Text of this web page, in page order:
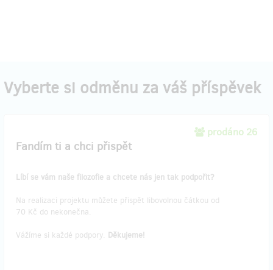
Vyberte si odměnu za váš příspěvek
prodáno 26
Fandím ti a chci přispět
Líbí se vám naše filozofie a chcete nás jen tak podpořit?
Na realizaci projektu můžete přispět libovolnou čátkou od
70 Kč do nekonečna.
Vážíme si každé podpory. Děkujeme!